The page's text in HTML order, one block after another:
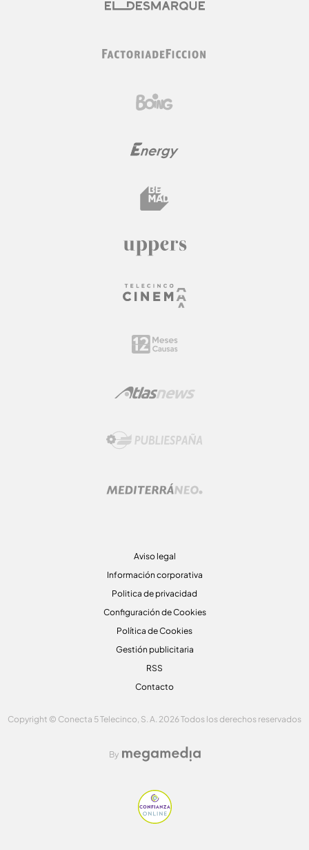
Aviso legal
Información corporativa
Politica de privacidad
Configuración de Cookies
Política de Cookies
Gestión publicitaria
RSS
Contacto
Copyright © Conecta 5 Telecinco, S. A. 2026 Todos los derechos reservados
By